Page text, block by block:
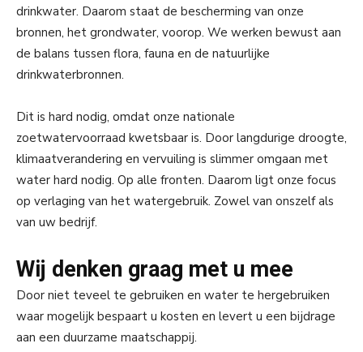
drinkwater. Daarom staat de bescherming van onze
bronnen, het grondwater, voorop. We werken bewust aan
de balans tussen flora, fauna en de natuurlijke
drinkwaterbronnen.
Dit is hard nodig, omdat onze nationale
zoetwatervoorraad kwetsbaar is. Door langdurige droogte,
klimaatverandering en vervuiling is slimmer omgaan met
water hard nodig. Op alle fronten. Daarom ligt onze focus
op verlaging van het watergebruik. Zowel van onszelf als
van uw bedrijf.
Wij denken graag met u mee
Door niet teveel te gebruiken en water te hergebruiken
waar mogelijk bespaart u kosten en levert u een bijdrage
aan een duurzame maatschappij.